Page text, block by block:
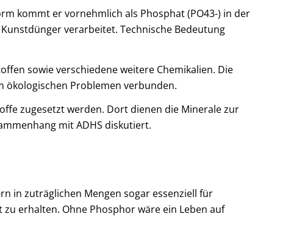
kommt er vornehmlich als Phosphat (PO43-) in der
verarbeitet. Technische Bedeutung
sowie verschiedene weitere Chemikalien. Die
ökologischen Problemen verbunden.
zugesetzt werden. Dort dienen die Minerale zur
mit ADHS diskutiert.
in zuträglichen Mengen sogar essenziell für
erhalten. Ohne Phosphor wäre ein Leben auf